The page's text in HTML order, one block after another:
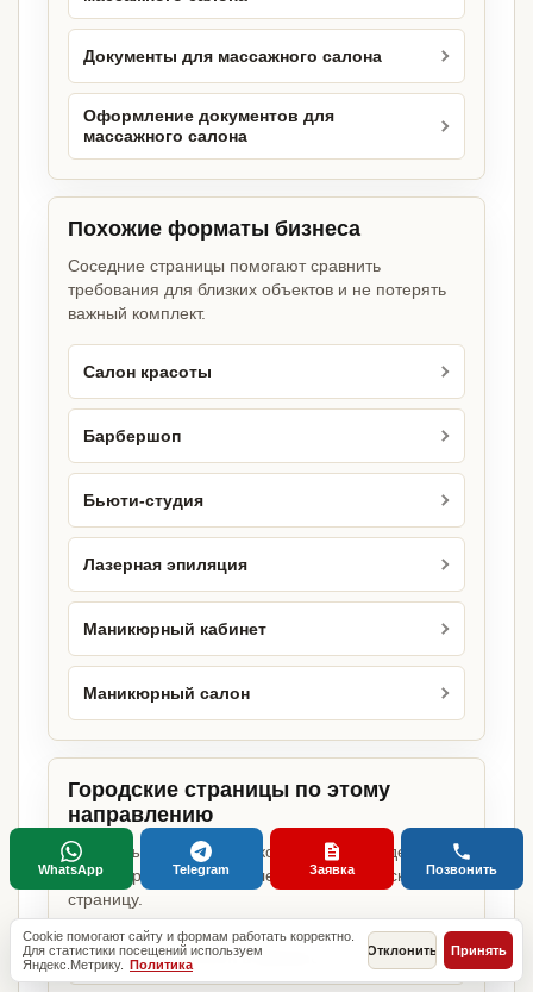
Документы для массажного салона
Оформление документов для
массажного салона
Похожие форматы бизнеса
Соседние страницы помогают сравнить
требования для близких объектов и не потерять
важный комплект.
Салон красоты
Барбершоп
Бьюти-студия
Лазерная эпиляция
Маникюрный кабинет
Маникюрный салон
Городские страницы по этому
направлению
Если объект работает в конкретном городе,
можно сразу открыть релевантную городскую
страницу.
Массажный салон в Москве
Cookie помогают сайту и формам работать корректно.
Для статистики посещений используем
Яндекс.Метрику. Политика
Отклонить Принять
WhatsApp Telegram Заявка Позвонить